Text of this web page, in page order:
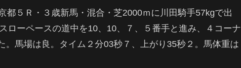
都５Ｒ・３歳新馬・混合・芝2000ｍに川田騎手57kgで出
ローペースの道中を10、10、７、５番手と進み、４コーナ
。馬場は良。タイム２分03秒７、上がり35秒２。馬体重は